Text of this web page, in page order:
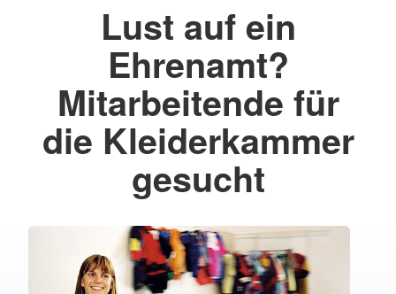
Lust auf ein
Ehrenamt?
Mitarbeitende für
die Kleiderkammer
gesucht